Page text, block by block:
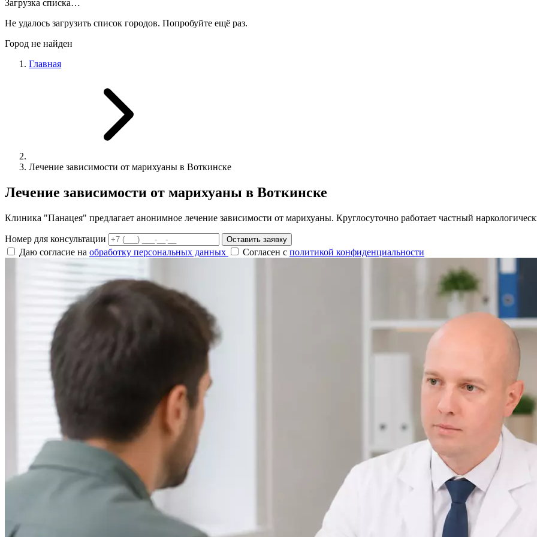
Загрузка списка…
Не удалось загрузить список городов. Попробуйте ещё раз.
Город не найден
Главная
Лечение зависимости от марихуаны в Воткинске
Лечение зависимости от марихуаны в Воткинске
Клиника "Панацея" предлагает анонимное лечение зависимости от марихуаны. Круглосуточно работает частный
Номер для консультации Оставить заявку
Даю согласие на обработку персональных данных Согласен с политикой конфиденциальности